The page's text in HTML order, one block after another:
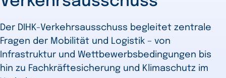
Der DIHK-Verkehrsausschuss begleitet zentrale
Fragen der Mobilität und Logistik – von
Infrastruktur und Wettbewerbsbedingungen bis
hin zu Fachkräftesicherung und Klimaschutz im